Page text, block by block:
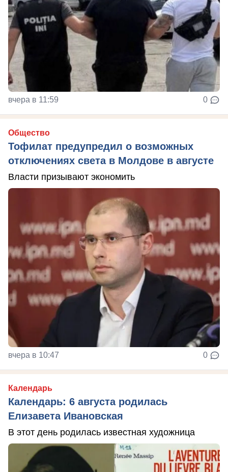
вчера в 11:59 0
Общество
Тофилат предупредил о возможных
отключениях света в Молдове в августе
Власти призывают экономить
вчера в 10:47 0
Календарь
Календарь: 6 августа родилась
Елизавета Ивановская
В этот день родилась известная художница